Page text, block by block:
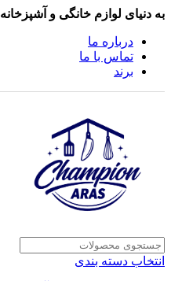
به دنیای لوازم خانگی و آشپزخانه
درباره ما
تماس با ما
برند
انتخاب دسته بندی